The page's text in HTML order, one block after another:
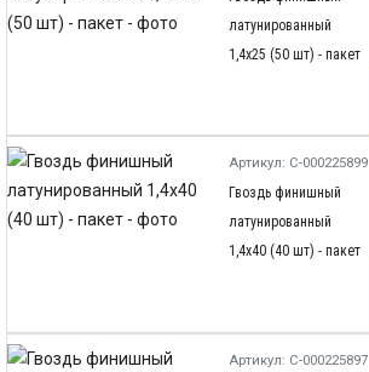
латунированный
1,4х25 (50 шт) - пакет
Артикул: С-000225899
Гвоздь финишный
латунированный
1,4х40 (40 шт) - пакет
Артикул: С-000225897